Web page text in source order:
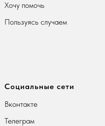
Хочу помочь
Пользуясь случаем
Социальные сети
Вконтакте
Телеграм